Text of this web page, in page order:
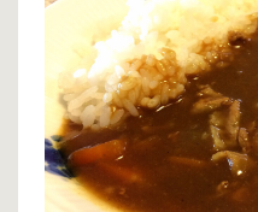
も削り、その上都構想を実現させ
府と市が統合される事でより広範
阪はもちろん兵庫、京都など関西
ていたんでしょう。
関西のポテンシャルの割に重要機
されている割合はとても低く、東
アメリカの様に東はNYCとワシン
と西のそのどちらからもIT、経済
いく。
その形の方が国としては絶対良い